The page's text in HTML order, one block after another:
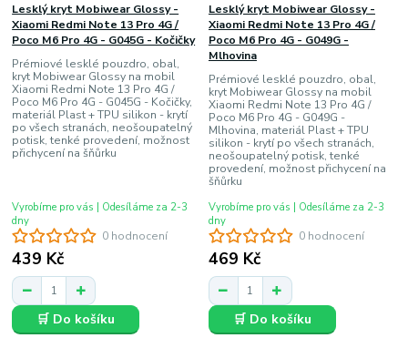
0 hodnocení
Lesklý kryt Mobiwear Glossy -
Xiaomi Redmi Note 13 Pro 4G /
Poco M6 Pro 4G - G045G - Kočičky
Prémiové lesklé pouzdro, obal,
kryt Mobiwear Glossy na mobil
Xiaomi Redmi Note 13 Pro 4G /
Poco M6 Pro 4G - G045G - Kočičky,
materiál Plast + TPU silikon - krytí
po všech stranách, neošoupatelný
potisk, tenké provedení, možnost
přichycení na šňůrku
439 Kč
Vyrobíme pro vás | Odesíláme za 2-3
dny
🛒 Do košíku
0 hodnocení
Lesklý kryt Mobiwear Glossy -
Xiaomi Redmi Note 13 Pro 4G /
Poco M6 Pro 4G - G049G -
Mlhovina
Prémiové lesklé pouzdro, obal,
kryt Mobiwear Glossy na mobil
Xiaomi Redmi Note 13 Pro 4G /
Poco M6 Pro 4G - G049G -
Mlhovina, materiál Plast + TPU
silikon - krytí po všech stranách,
neošoupatelný potisk, tenké
provedení, možnost přichycení na
šňůrku
469 Kč
Vyrobíme pro vás | Odesíláme za 2-3
dny
🛒 Do košíku